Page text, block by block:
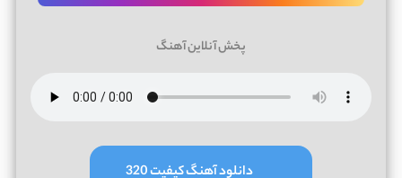
پخش آنلاین آهنگ
دانلود آهنگ کیفیت 320